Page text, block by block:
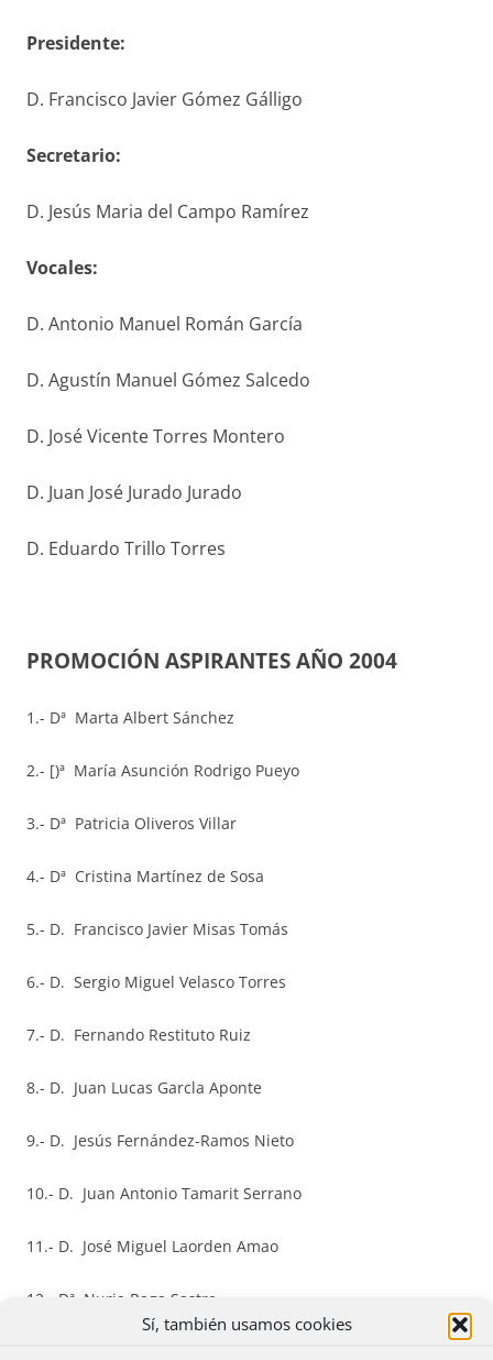
Sí, también usamos cookies
Presidente:
D. Francisco Javier Gómez Gálligo
Secretario:
D. Jesús Maria del Campo Ramírez
Vocales:
D. Antonio Manuel Román García
D. Agustín Manuel Gómez Salcedo
D. José Vicente Torres Montero
D. Juan José Jurado Jurado
D. Eduardo Trillo Torres
PROMOCIÓN ASPIRANTES AÑO 2004
1.- Dª Marta Albert Sánchez
2.- [)ª María Asunción Rodrigo Pueyo
3.- Dª Patricia Oliveros Villar
4.- Dª Cristina Martínez de Sosa
5.- D. Francisco Javier Misas Tomás
6.- D. Sergio Miguel Velasco Torres
7.- D. Fernando Restituto Ruiz
8.- D. Juan Lucas Garcla Aponte
9.- D. Jesús Fernández-Ramos Nieto
10.- D. Juan Antonio Tamarit Serrano
11.- D. José Miguel Laorden Amao
12.- Dª Nuria Raga Sastre